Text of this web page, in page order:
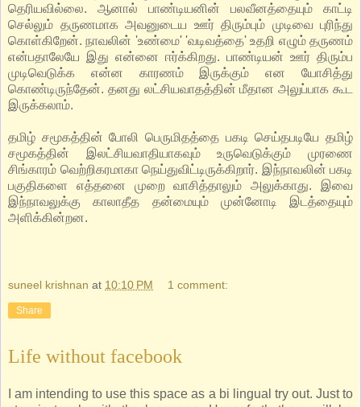
தெரியவில்லை. ஆனால் பாண்டியனின் பலவீனத்தையும் காட்டி
செல்லும் தருணமாக அவனுடைய ஊர் திரும்பும் முடிவை புரிந்து
கொள்கிறேன். நாவலின் 'உண்மை' 'வடிவத்தை' உதறி எழும் தருணம்
என்பதாலேயே இது என்னை ஈர்க்கிறது. பாண்டியன் ஊர் திரும்ப
முடிவெடுக்க என்ன காரணம் இருக்கும் என யோசித்து
கொண்டிருந்தேன். தனது லட்சியவாதத்தின் மீதான அலுப்பாக கூட
இருக்கலாம்.
தமிழ் சமூகத்தின் போலி பெருமிதத்தை பகடி செய்தபடியே தமிழ்
சமூகத்தின் இலட்சியவாதியாகவும் உருவெடுக்கும் முரணை
சிங்காரம் வெற்றிகரமாகா நெய்துவிட்டிருக்கிறார். இந்நாவலின் பகடி
பகுதிகளை எத்தனை முறை வாசித்தாலும் அலுக்காது. இவை
இந்நாவலுக்கு காலாதீத தன்மையும் முன்னோடி இடத்தையும்
அளிக்கின்றன.
suneel krishnan at 10:10 PM 1 comment:
Share
Life without facebook
I am intending to use this space as a bi lingual try out. Just to